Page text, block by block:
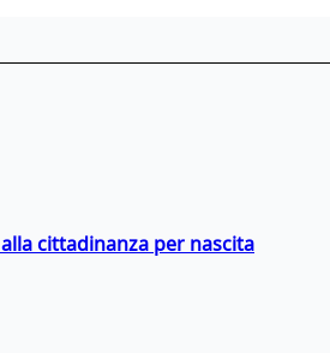
cittadinanza per nascita